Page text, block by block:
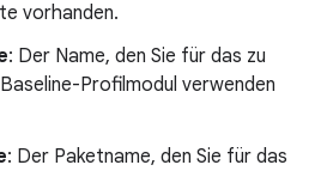
vorhanden.
: Der Name, den Sie für das zu
Profilmodul verwenden
: Der Paketname, den Sie für das